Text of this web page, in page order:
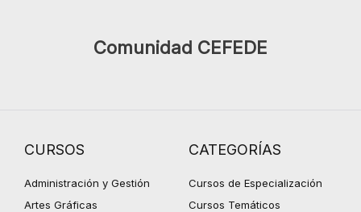
Comunidad CEFEDE
CURSOS
Administración y Gestión
Artes Gráficas
CATEGORÍAS
Cursos de Especialización
Cursos Temáticos